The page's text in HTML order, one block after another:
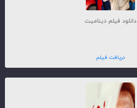
دانلود فیلم دینامیت
دریافت فیلم